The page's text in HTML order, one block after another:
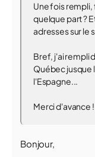
Une fois
quelque part ?
adresses sur le
Bref, j'ai rempli
Québec jusque
l'Espagne...
Merci d'avance !
Bonjour,